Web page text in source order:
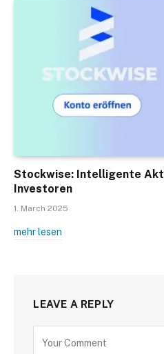
Stockwise: Intelligente
Investoren
1. March 2025
mehr lesen
LEAVE A REPLY